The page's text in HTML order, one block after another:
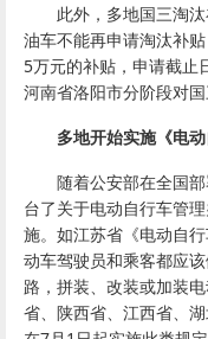
此外，多地国三淘汰
油车不能再申请淘汰补
5万元的补贴，申请截止
河南省洛阳市分阶段对国
多地开始实施《电
随着公安部在全国部
台了关于电动自行车管
施。如江苏省《电动自
动车驾驶员和乘客都应
路，拼装、改装或加装
省、陕西省、江西省、